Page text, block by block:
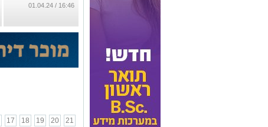
16:46 / 01.04.24
17 18 19 20
21